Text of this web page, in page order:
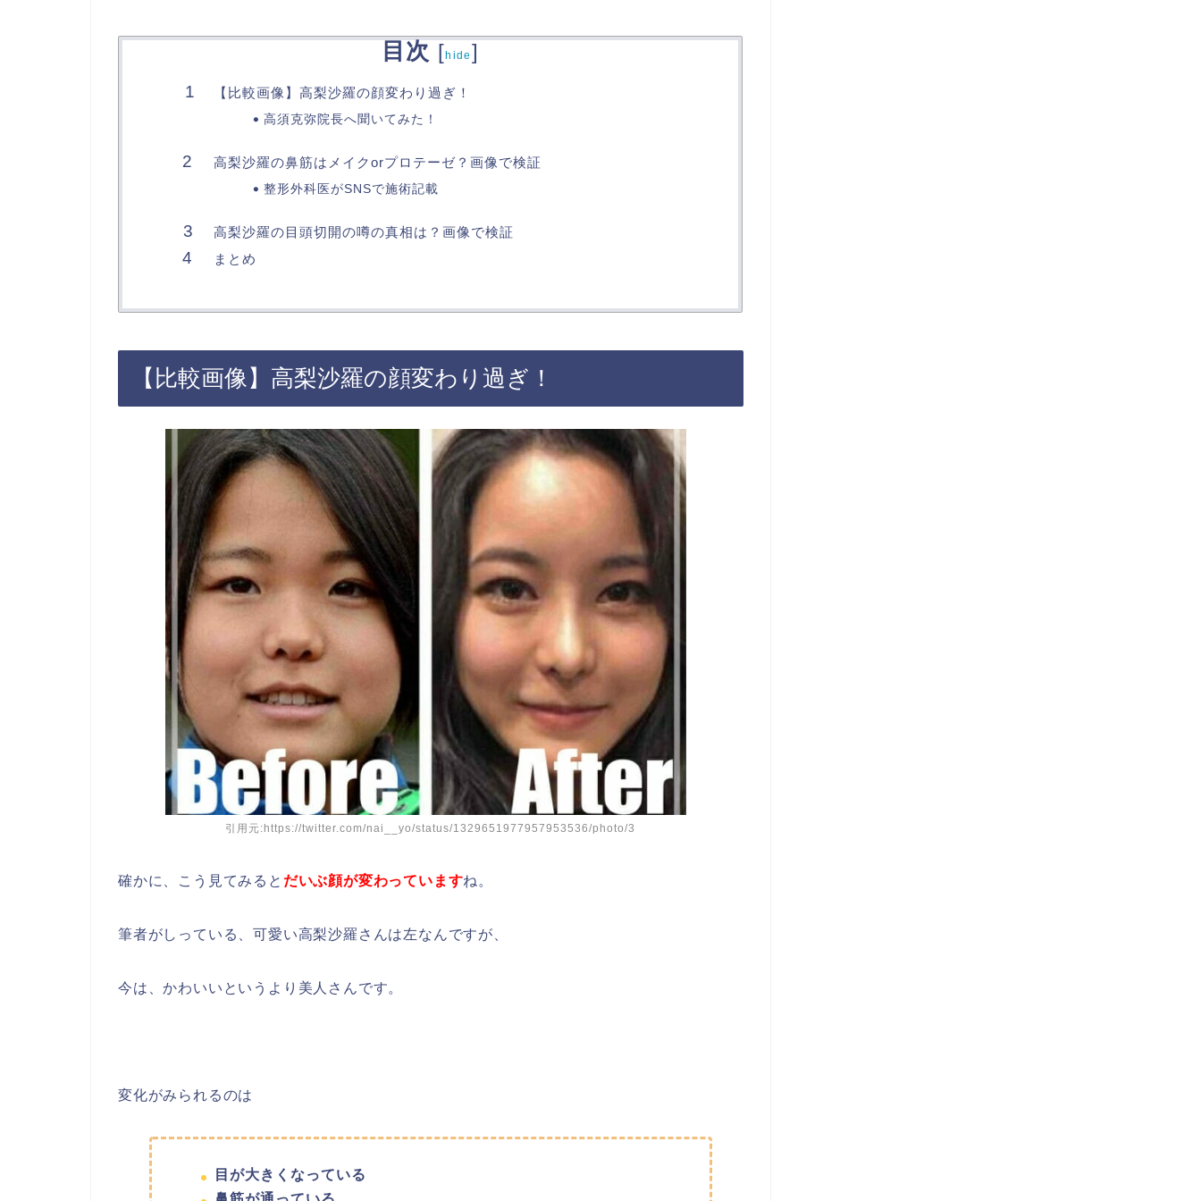
目次 [hide ]
【比較画像】高梨沙羅の顔変わり過ぎ！
高須克弥院長へ聞いてみた！
高梨沙羅の鼻筋はメイクorプロテーゼ？画像で検証
整形外科医がSNSで施術記載
高梨沙羅の目頭切開の噂の真相は？画像で検証
まとめ
【比較画像】高梨沙羅の顔変わり過ぎ！
引用元:https://twitter.com/nai__yo/status/1329651977957953536/photo/3
確かに、こう見てみると だいぶ顔が変わっていますね。
筆者がしっている、可愛い高梨沙羅さんは左なんですが、
今は、かわいいというより美人さんです。
変化がみられるのは
目が大きくなっている